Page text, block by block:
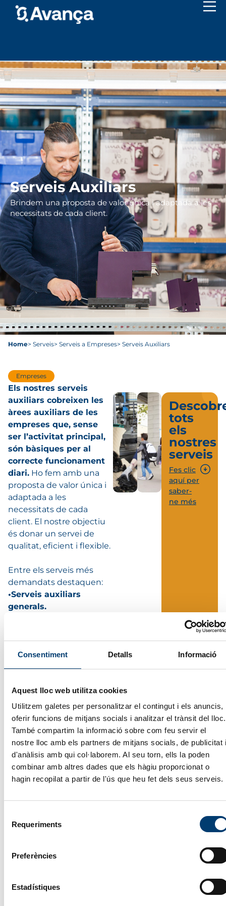
Consentiment Detalls Informació
Aquest lloc web utilitza cookies
Utilitzem galetes per personalitzar el contingut i els anuncis,
oferir funcions de mitjans socials i analitzar el trànsit del lloc.
També compartim la informació sobre com feu servir el
nostre lloc amb els partners de mitjans socials, de publicitat i
d'anàlisis amb qui col·laborem. Al seu torn, ells la poden
combinar amb altres dades que els hàgiu proporcionat o
hagin recopilat a partir de l'ús que heu fet dels seus serveis.
Requeriments
Preferències
Estadístiques
Serveis Auxiliars
Brindem una proposta de valor única i adaptada a les
necessitats de cada client.
Home> Serveis> Serveis a Empreses> Serveis Auxiliars
Empreses
Els nostres serveis
auxiliars cobreixen les
àrees auxiliars de les
empreses que, sense
ser l’activitat principal,
són bàsiques per al
correcte funcionament
diari. Ho fem amb una
proposta de valor única i
adaptada a les
necessitats de cada
client. El nostre objectiu
és donar un servei de
qualitat, eficient i flexible.
Entre els serveis més
demandats destaquen:
•Serveis auxiliars
generals.
•Serveis industrials a
l’educació.
•Serveis industrials a
tots
els
nostres
serveis
Fes clic
aquí per
saber-
ne més
Vols més informació?
El nostre equip t’oferirà unaproposta
personalitzadaamb els serveis que millor s’adaptin
a les teves necessitats.
Nom i cognoms
Correu electrònic